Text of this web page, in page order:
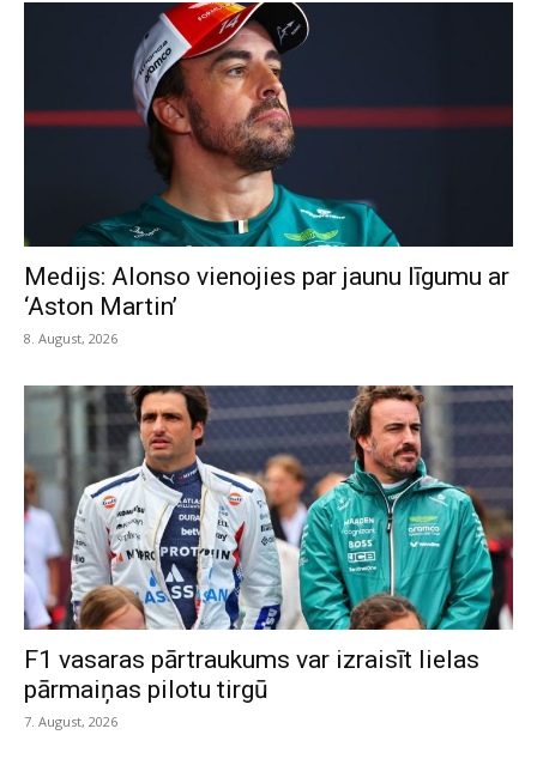
Medijs: Alonso vienojies par jaunu līgumu ar
‘Aston Martin’
8. August, 2026
F1 vasaras pārtraukums var izraisīt lielas
pārmaiņas pilotu tirgū
7. August, 2026